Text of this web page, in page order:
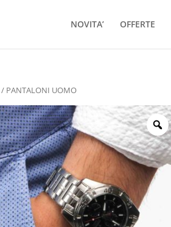
NOVITA’ OFFERTE
/ PANTALONI UOMO